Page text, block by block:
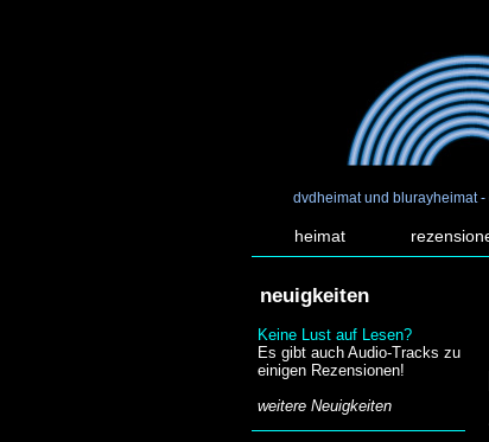
dvdheimat und blurayheimat
heimat
neuigkeiten
Keine Lust auf Lesen?
Es gibt auch Audio-Tracks zu
einigen Rezensionen!
weitere Neuigkeiten